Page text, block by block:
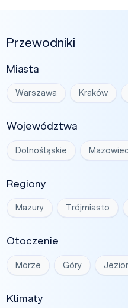
Przewodniki
Miasta
Warszawa Kraków
Województwa
Dolnośląskie
Regiony
Mazury Trójmiasto
Otoczenie
Morze Góry
Klimaty